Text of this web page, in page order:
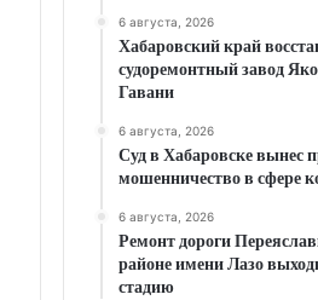
6 августа, 2026
Хабаровский край
судоремонтный завод
Гавани
6 августа, 2026
Суд в Хабаровске вынес
мошенничество в сфере
6 августа, 2026
Ремонт дороги
районе имени Лазо
стадию